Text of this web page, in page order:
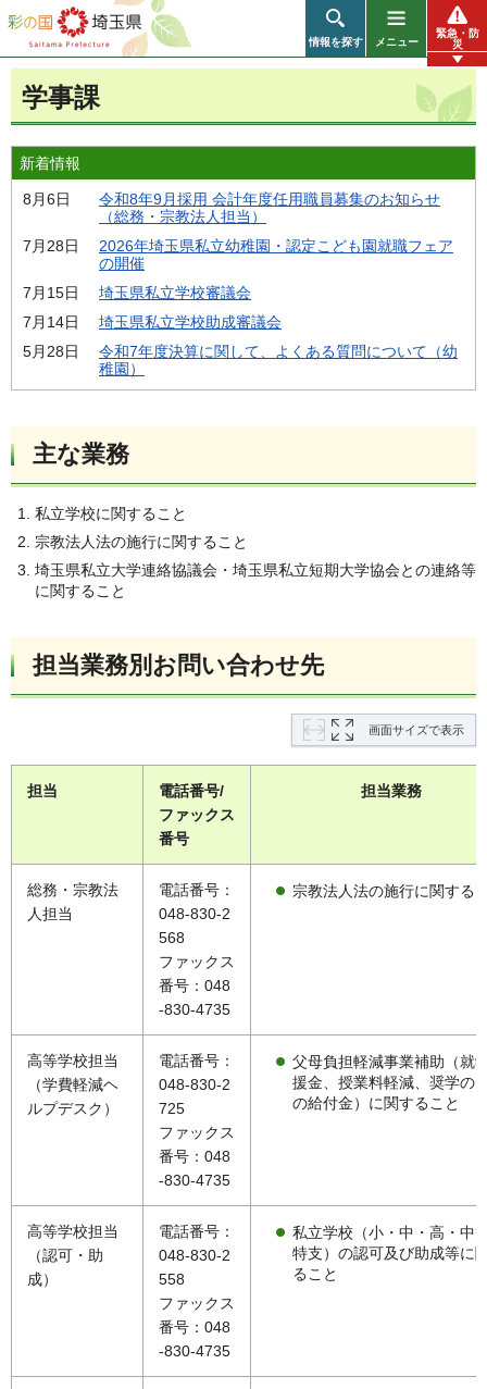
彩の国 埼玉県
情報を探す メニュー
緊急・防
災
学事課
新着情報
8月6日
令和8年9月採用 会計年度任用職員募集のお知らせ
（総務・宗教法人担当）
7月28日
2026年埼玉県私立幼稚園・認定こども園就職フェア
の開催
7月15日
埼玉県私立学校審議会
7月14日
埼玉県私立学校助成審議会
5月28日
令和7年度決算に関して、よくある質問について（幼
稚園）
主な業務
私立学校に関すること
宗教法人法の施行に関すること
埼玉県私立大学連絡協議会・埼玉県私立短期大学協会との連絡等
に関すること
担当業務別お問い合わせ先
画面サイズで表示
担当
電話番号/
ファックス
番号
担当業務
総務・宗教法
人担当
電話番号：
048-830-2
568
ファックス
番号：048
-830-4735
宗教法人法の施行に関する
高等学校担当
（学費軽減ヘ
ルプデスク）
電話番号：
048-830-2
725
ファックス
番号：048
-830-4735
父母負担軽減事業補助（就
援金、授業料軽減、奨学の
の給付金）に関すること
高等学校担当
（認可・助
成）
電話番号：
048-830-2
558
ファックス
番号：048
-830-4735
私立学校（小・中・高・中
特支）の認可及び助成等に
ること